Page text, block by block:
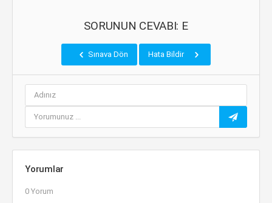
SORUNUN CEVABI: E
Sınava Dön Hata Bildir
Yorumlar
0 Yorum